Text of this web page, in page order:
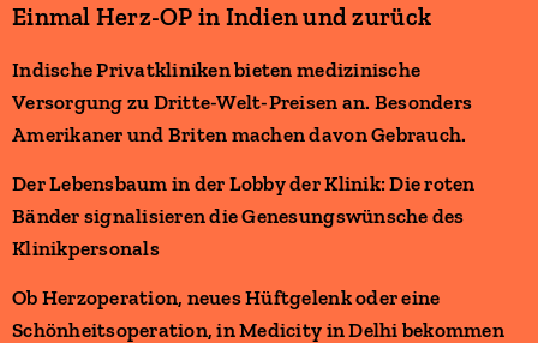
Einmal Herz-OP in Indien und zurück
Indische Privatkliniken bieten medizinische
Versorgung zu Dritte-Welt-Preisen an. Besonders
Amerikaner und Briten machen davon Gebrauch.
Der Lebensbaum in der Lobby der Klinik: Die roten
Bänder signalisieren die Genesungswünsche des
Klinikpersonals
Ob Herzoperation, neues Hüftgelenk oder eine
Schönheitsoperation, in Medicity in Delhi bekommen